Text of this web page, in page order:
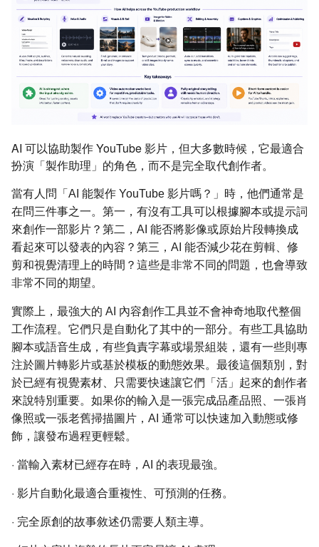
AI 可以協助製作 YouTube 影片，但大多數時候，它最適合
扮演「製作助理」的角色，而不是完全取代創作者。
當有人問「AI 能製作 YouTube 影片嗎？」時，他們通常是
在問三件事之一。第一，有沒有工具可以根據腳本或提示詞
來創作一部影片？第二，AI 能否將影像或原始片段轉換成
看起來可以發表的內容？第三，AI 能否減少花在剪輯、修
剪和視覺清理上的時間？這些是非常不同的問題，也會導致
非常不同的期望。
實際上，最強大的 AI 內容創作工具並不會神奇地取代整個
工作流程。它們只是自動化了其中的一部分。有些工具協助
腳本或語音生成，有些負責字幕或場景組裝，還有一些則專
注於圖片轉影片或基於模板的動態效果。最後這個類別，對
於已經有視覺素材、只需要快速讓它們「活」起來的創作者
來說特別重要。如果你的輸入是一張完成品產品照、一張肖
像照或一張老舊掃描圖片，AI 通常可以快速加入動態或修
飾，讓發布過程更輕鬆。
· 當輸入素材已經存在時，AI 的表現最強。
· 影片自動化最適合重複性、可預測的任務。
· 完全原創的故事敘述仍需要人類主導。